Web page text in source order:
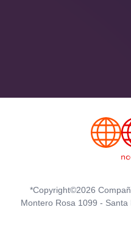
*Copyright©2026
Montero Rosa 1099 -